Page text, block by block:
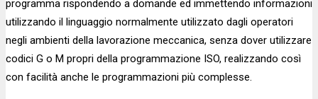
programma rispondendo a domande ed immettendo informazioni
utilizzando il linguaggio normalmente utilizzato dagli operatori
negli ambienti della lavorazione meccanica, senza dover utilizzare
codici G o M propri della programmazione ISO, realizzando così
con facilità anche le programmazioni più complesse.